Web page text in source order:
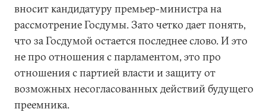
вносит кандидатуру премьер-министра на
рассмотрение Госдумы. Зато четко дает понять,
что за Госдумой остается последнее слово. И это
не про отношения с парламентом, это про
отношения с партией власти и защиту от
возможных несогласованных действий будущего
преемника.